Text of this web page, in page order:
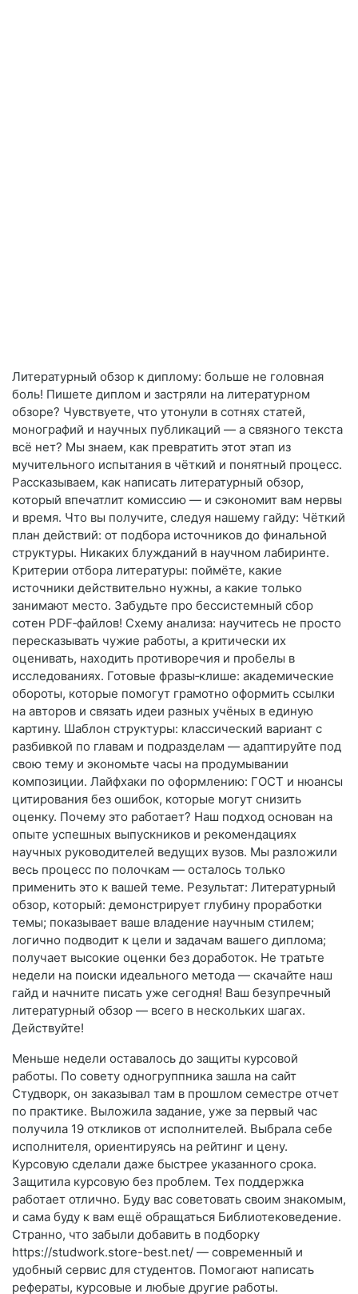
Литературный обзор к диплому: больше не головная
боль! Пишете диплом и застряли на литературном
обзоре? Чувствуете, что утонули в сотнях статей,
монографий и научных публикаций — а связного текста
всё нет? Мы знаем, как превратить этот этап из
мучительного испытания в чёткий и понятный процесс.
Рассказываем, как написать литературный обзор,
который впечатлит комиссию — и сэкономит вам нервы
и время. Что вы получите, следуя нашему гайду: Чёткий
план действий: от подбора источников до финальной
структуры. Никаких блужданий в научном лабиринте.
Критерии отбора литературы: поймёте, какие
источники действительно нужны, а какие только
занимают место. Забудьте про бессистемный сбор
сотен PDF‑файлов! Схему анализа: научитесь не просто
пересказывать чужие работы, а критически их
оценивать, находить противоречия и пробелы в
исследованиях. Готовые фразы‑клише: академические
обороты, которые помогут грамотно оформить ссылки
на авторов и связать идеи разных учёных в единую
картину. Шаблон структуры: классический вариант с
разбивкой по главам и подразделам — адаптируйте под
свою тему и экономьте часы на продумывании
композиции. Лайфхаки по оформлению: ГОСТ и нюансы
цитирования без ошибок, которые могут снизить
оценку. Почему это работает? Наш подход основан на
опыте успешных выпускников и рекомендациях
научных руководителей ведущих вузов. Мы разложили
весь процесс по полочкам — осталось только
применить это к вашей теме. Результат: Литературный
обзор, который: демонстрирует глубину проработки
темы; показывает ваше владение научным стилем;
логично подводит к цели и задачам вашего диплома;
получает высокие оценки без доработок. Не тратьте
недели на поиски идеального метода — скачайте наш
гайд и начните писать уже сегодня! Ваш безупречный
литературный обзор — всего в нескольких шагах.
Действуйте!
Меньше недели оставалось до защиты курсовой
работы. По совету одногруппника зашла на сайт
Студворк, он заказывал там в прошлом семестре отчет
по практике. Выложила задание, уже за первый час
получила 19 откликов от исполнителей. Выбрала себе
исполнителя, ориентируясь на рейтинг и цену.
Курсовую сделали даже быстрее указанного срока.
Защитила курсовую без проблем. Тех поддержка
работает отлично. Буду вас советовать своим знакомым,
и сама буду к вам ещё обращаться Библиотековедение.
Странно, что забыли добавить в подборку
https://studwork.store-best.net/ — современный и
удобный сервис для студентов. Помогают написать
рефераты, курсовые и любые другие работы.